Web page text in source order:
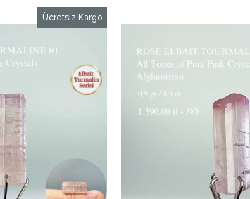
Ücretsiz Kargo